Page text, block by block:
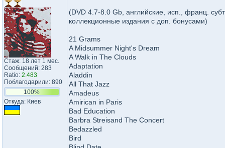
Стаж: 18 лет 1 мес.
Сообщений: 283
Ratio: 2.483
Поблагодарили: 890
100%
Откуда: Киев
(DVD 4.7-8.0 Gb, английские, исп., франц.
коллекционные издания с доп. бонусами)
21 Grams
A Midsummer Night's Dream
A Walk in The Clouds
Adaptation
Aladdin
All That Jazz
Amadeus
Amirican in Paris
Bad Education
Barbra Streisand The Concert
Bedazzled
Bird